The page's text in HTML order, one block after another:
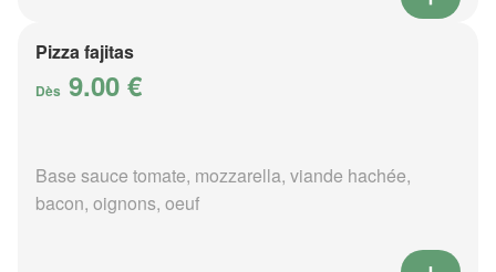
Pizza fajitas
Dès 9.00 €
Base sauce tomate, mozzarella, viande hachée,
bacon, oignons, oeuf